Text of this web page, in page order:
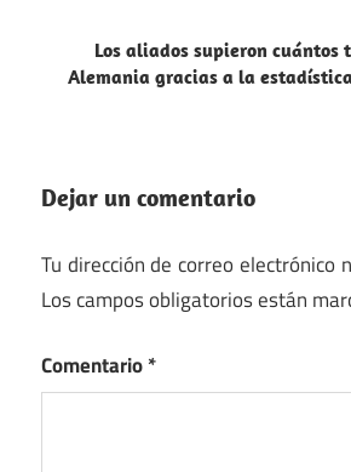
Los aliados supieron
Alemania gracias a la
Dejar un comentario
Tu dirección de correo electrónico
Los campos obligatorios están
Comentario*